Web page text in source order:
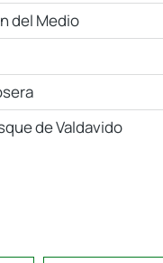
del Medio
de Valdavido